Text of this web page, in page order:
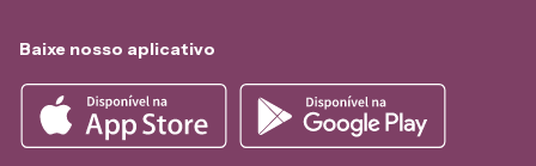
Baixe nosso aplicativo